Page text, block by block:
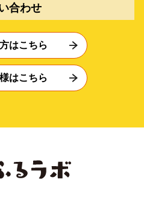
合わせ
はこちら
はこちら